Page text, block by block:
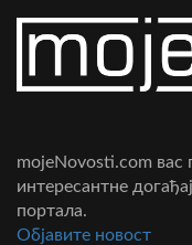
mojeNovosti.com вас
интересантне
портала.
Oбјавите новост